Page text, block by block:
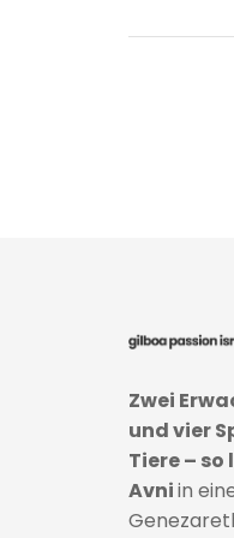
Zwei
und vier
Tiere –
Avniin